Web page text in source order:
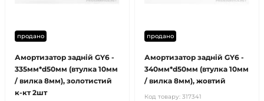
продано
Амортизатор задній GY6 -
335мм*d50мм (втулка 10мм
/ вилка 8мм), золотистий
к-кт 2шт
продано
Амортизатор задній GY6 -
340мм*d50мм (втулка 10мм
/ вилка 8мм), жовтий
Код товару: 317341